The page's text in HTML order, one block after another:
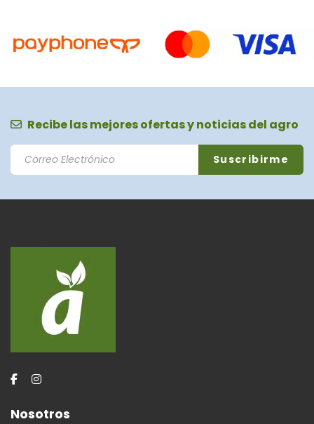
Recibe las mejores ofertas y noticias del agro
Nosotros